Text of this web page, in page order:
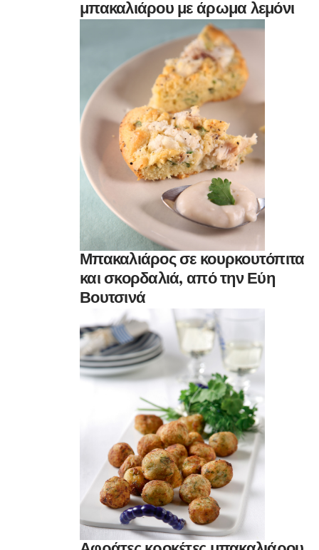
μπακαλιάρου με άρωμα λεμόνι
Μπακαλιάρος σε κουρκουτόπιτα
και σκορδαλιά, από την Εύη
Βουτσινά